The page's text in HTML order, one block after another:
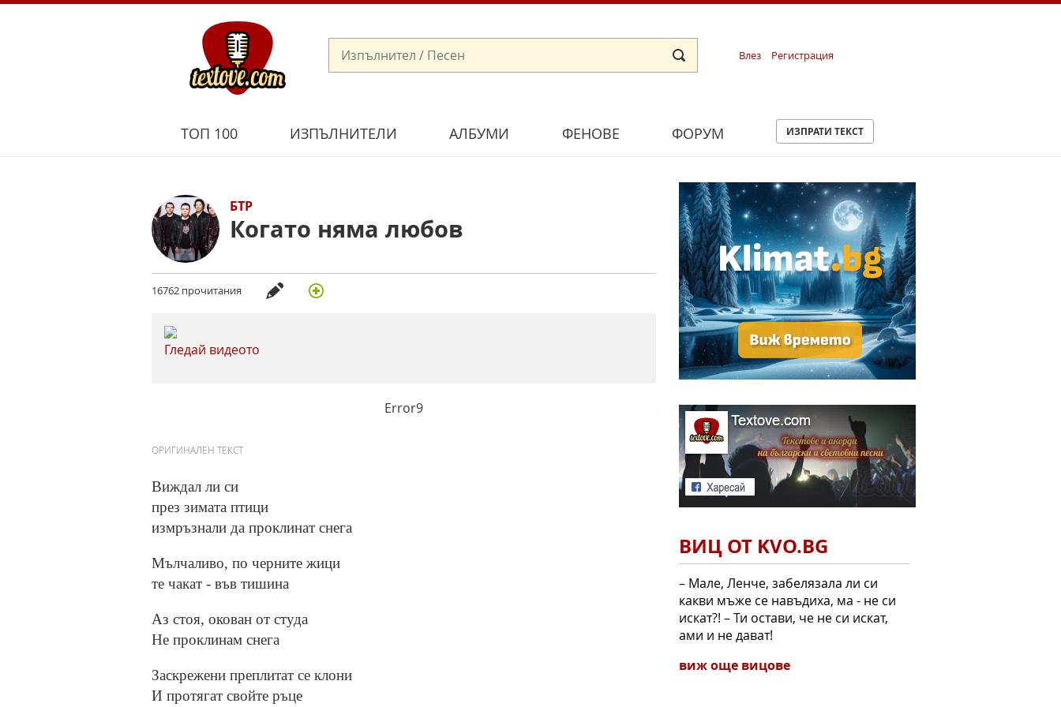
Влез Регистрация
ТОП 100 ИЗПЪЛНИТЕЛИ АЛБУМИ ФЕНОВЕ ФОРУМ ИЗПРАТИ ТЕКСТ
БТР
Когато няма любов
16762 прочитания
Гледай видеото
Error9
ОРИГИНАЛЕН ТЕКСТ
Виждал ли си
през зимата птици
измръзнали да проклинат снега
Мълчаливо, по черните жици
те чакат - във тишина
Аз стоя, окован от студа
Не проклинам снега
Заскрежени преплитат се клони
И протягат свойте ръце
ВИЦ ОТ KVO.BG
– Мале, Ленче, забелязала ли си
какви мъже се навъдиха, ма - не си
искат?! – Ти остави, че не си искат,
ами и не дават!
виж още вицове